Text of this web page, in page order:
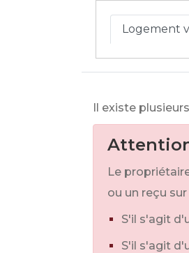
Logement
Il existe
Le
ou un reçu
S'il s'agit
S'il s'agit